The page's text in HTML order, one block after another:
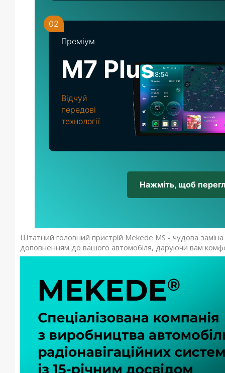
02
Преміум
M7 Plus
Відчуй
передові
технології
Нажміть, щоб
Штатний головний пристрій Mekede MS - чудова заміна
доповненням до вашого автомобіля, даруючи вам